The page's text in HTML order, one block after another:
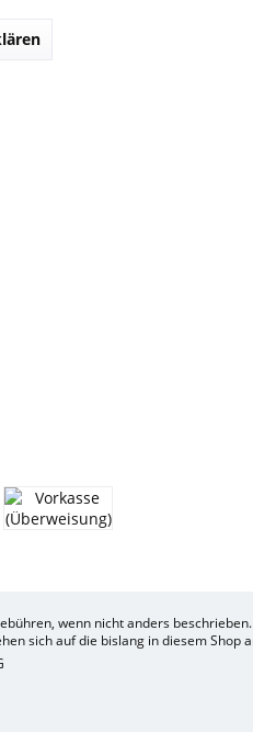
wenn nicht anders beschrieben.
sich auf die bislang in diesem Shop